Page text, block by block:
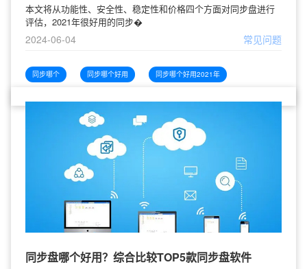
本文将从功能性、安全性、稳定性和价格四个方面对同步盘进行
评估，2021年很好用的同步�
2024-06-04 常见问题
同步哪个 同步哪个好用 同步哪个好用2021年
同步盘哪个好用？综合比较TOP5款同步盘软件